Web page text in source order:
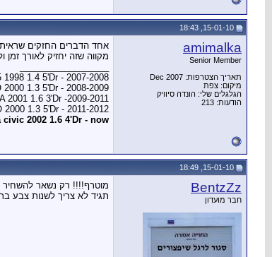
amimalka
Senior Member
תאריך הצטרפות: Dec 2007
מיקום: צפת
הגלגלים שלי: הונדה סיוויק
הודעות: 213
אחד הדברים החזקים
מקווה שזה יחזיק לאורך
1998 1.4 5'Dr - 2007-2008
2000 1.3 5'Dr - 2008-2009
2001 1.6 3'Dr -2009-2011
2000 1.3 5'Dr - 2011-2012
civic 2002 1.6 4'Dr - now
BentzZz
חבר מועדון
מוטרף!!!! רק נשאר להשחיר
תגיד לא צריך לשנות צבע